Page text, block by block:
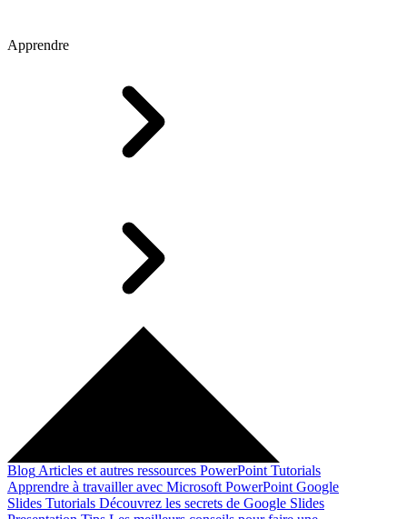
Apprendre
Blog Articles et autres ressources PowerPoint Tutorials
Apprendre à travailler avec Microsoft PowerPoint Google
Slides Tutorials Découvrez les secrets de Google Slides